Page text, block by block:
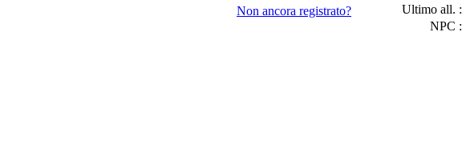
Non ancora registrato?
Ultimo all. :
NPC :